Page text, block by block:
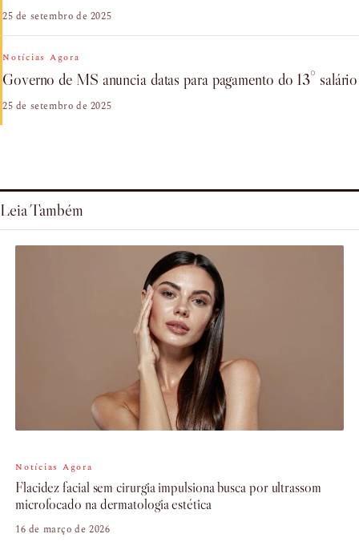
25 de setembro de 2025
Notícias Agora
Governo de MS anuncia datas para pagamento do 13° salário
25 de setembro de 2025
Leia Também
Notícias Agora
Flacidez facial sem cirurgia impulsiona busca por ultrassom
microfocado na dermatologia estética
16 de março de 2026